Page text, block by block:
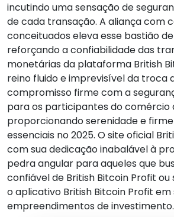
incutindo uma sensação de
de cada transação. A aliança com
conceituados eleva esse bastião
reforçando a confiabilidade das
monetárias da plataforma British
reino fluido e imprevisível da troca
compromisso firme com a
para os participantes do comércio
proporcionando serenidade e
essenciais no 2025. O site oficial
com sua dedicação inabalável à
pedra angular para aqueles que
confiável de British Bitcoin Profit
o aplicativo British Bitcoin Profit em
empreendimentos de investimento.